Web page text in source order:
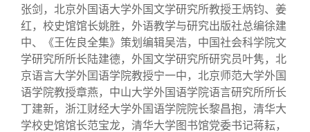
张剑，北京外国语大学外国文学研究所教授王炳钧、姜
红，校史馆馆长姚胜，外语教学与研究出版社总编徐建
中、《王佐良全集》策划编辑吴浩，中国社会科学院文
学研究所所长陆建德，外国文学研究所研究员叶隽，北
京语言大学外囯语学院教授宁一中，北京师范大学外国
语学院教授章燕，中山大学外国语学院语言研究所所长
丁建新，浙江财经大学外国语学院院长黎昌抱，清华大
学校史馆馆长范宝龙，清华大学图书馆党委书记蒋耘，